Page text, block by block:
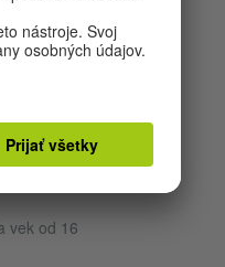
a možno
nemeckým
vek od 16